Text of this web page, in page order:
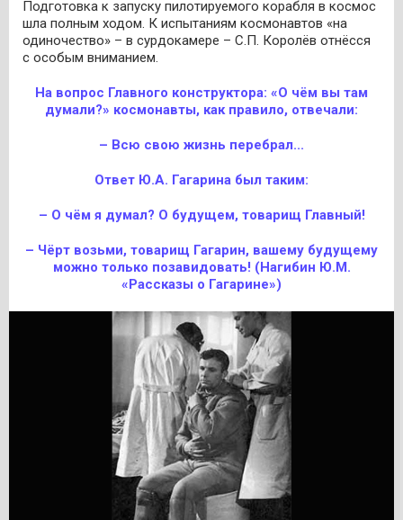
Подготовка к запуску пилотируемого корабля в космос
шла полным ходом. К испытаниям космонавтов «на
одиночество» – в сурдокамере – С.П. Королёв отнёсся
с особым вниманием.
На вопрос Главного конструктора: «О чём вы там
думали?» космонавты, как правило, отвечали:
– Всю свою жизнь перебрал...
Ответ Ю.А. Гагарина был таким:
– О чём я думал? О будущем, товарищ Главный!
– Чёрт возьми, товарищ Гагарин, вашему будущему
можно только позавидовать! (Нагибин Ю.М.
«Рассказы о Гагарине»)